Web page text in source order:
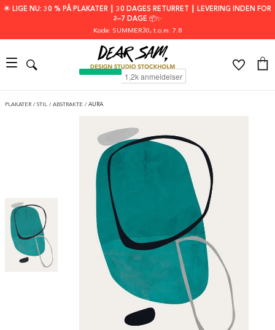
🌟 LIGE NU: 30 % PÅ PLAKATER ┃ 30 DAGES RETURRET ┃ LEVERING INDEN FOR
2–7 DAGE 📦✨
Kode: SUMMER30, t.o.m. 7.8
PLAKATER / STIL / ABSTRAKTE / AURA